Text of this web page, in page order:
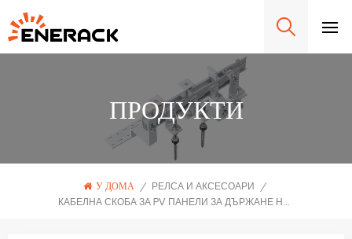
ПРОДУКТИ
У ДОМА / РЕЛСА И АКСЕСОАРИ
/
КАБЕЛНА СКОБА ЗА PV ПАНЕЛИ ЗА ДЪРЖАНЕ НА 2 КАБЕЛА ERK-CCP-02